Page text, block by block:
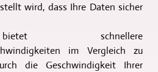
wird, dass Ihre Daten sicher
schnellere
im Vergleich zu
die Geschwindigkeit Ihrer